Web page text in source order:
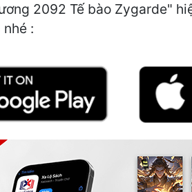
2092 Tế bào Zygarde"
: